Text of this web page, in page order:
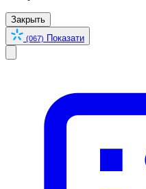
Закрыть
(067) Показати